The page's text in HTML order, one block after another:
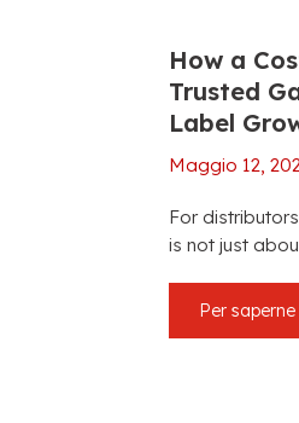
How a
Trusted
Label
Maggio 12,
For
is not just
Per